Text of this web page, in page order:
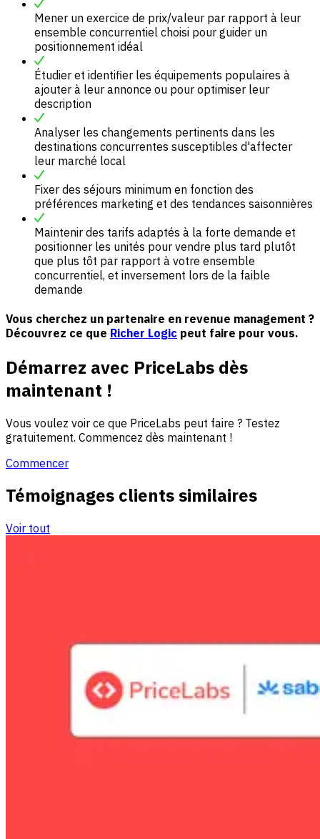
Mener un exercice de prix/valeur par rapport à leur
ensemble concurrentiel choisi pour guider un
positionnement idéal
Étudier et identifier les équipements populaires à
ajouter à leur annonce ou pour optimiser leur
description
Analyser les changements pertinents dans les
destinations concurrentes susceptibles d'affecter
leur marché local
Fixer des séjours minimum en fonction des
préférences marketing et des tendances saisonnières
Maintenir des tarifs adaptés à la forte demande et
positionner les unités pour vendre plus tard plutôt
que plus tôt par rapport à votre ensemble
concurrentiel, et inversement lors de la faible
demande
Vous cherchez un partenaire en revenue management ?
Découvrez ce que Richer Logic peut faire pour vous.
Démarrez avec PriceLabs dès
maintenant !
Vous voulez voir ce que PriceLabs peut faire ? Testez
gratuitement. Commencez dès maintenant !
Commencer
Témoignages clients similaires
Voir tout